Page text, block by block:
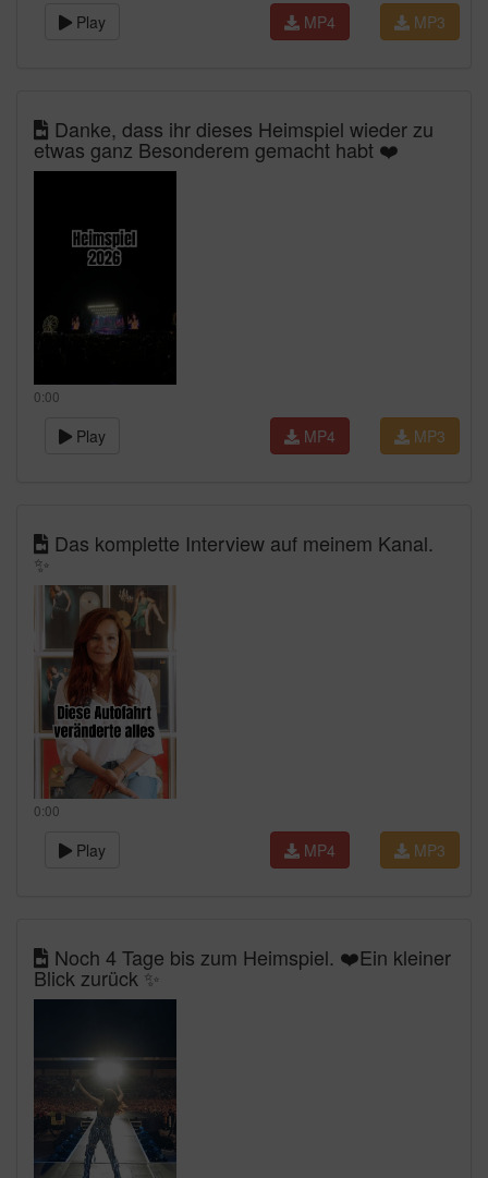
Play MP3
MP4
Danke, dass ihr dieses Heimspiel wieder zu
etwas ganz Besonderem gemacht habt ❤️
0:00
Play MP3
MP4
Das komplette Interview auf meinem Kanal.
✨
0:00
Play MP3
MP4
Noch 4 Tage bis zum Heimspiel. ❤️Ein kleiner
Blick zurück ✨